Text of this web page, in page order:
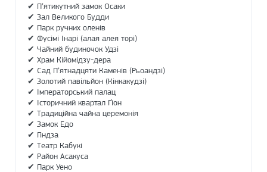
✔ П’ятикутний замок Осаки
✔ Зал Великого Будди
✔ Парк ручних оленів
✔ Фусімі Інарі (алая алея торі)
✔ Чайний будиночок Удзі
✔ Храм Кійомідзу-дера
✔ Сад П’ятнадцяти Каменів (Рьоандзі)
✔ Золотий павільйон (Кінкакудзі)
✔ Імператорський палац
✔ Історичний квартал Ґіон
✔ Традиційна чайна церемонія
✔ Замок Едо
✔ Гіндза
✔ Театр Кабукі
✔ Район Асакуса
✔ Парк Уено